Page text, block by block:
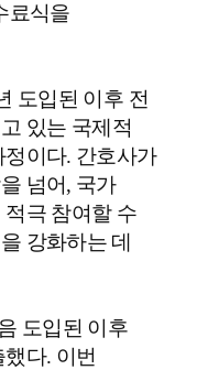
료식을
도입된 이후 전
있는 국제적
정이다. 간호사가
넘어, 국가
극 참여할 수
강화하는 데
도입된 이후
했다. 이번